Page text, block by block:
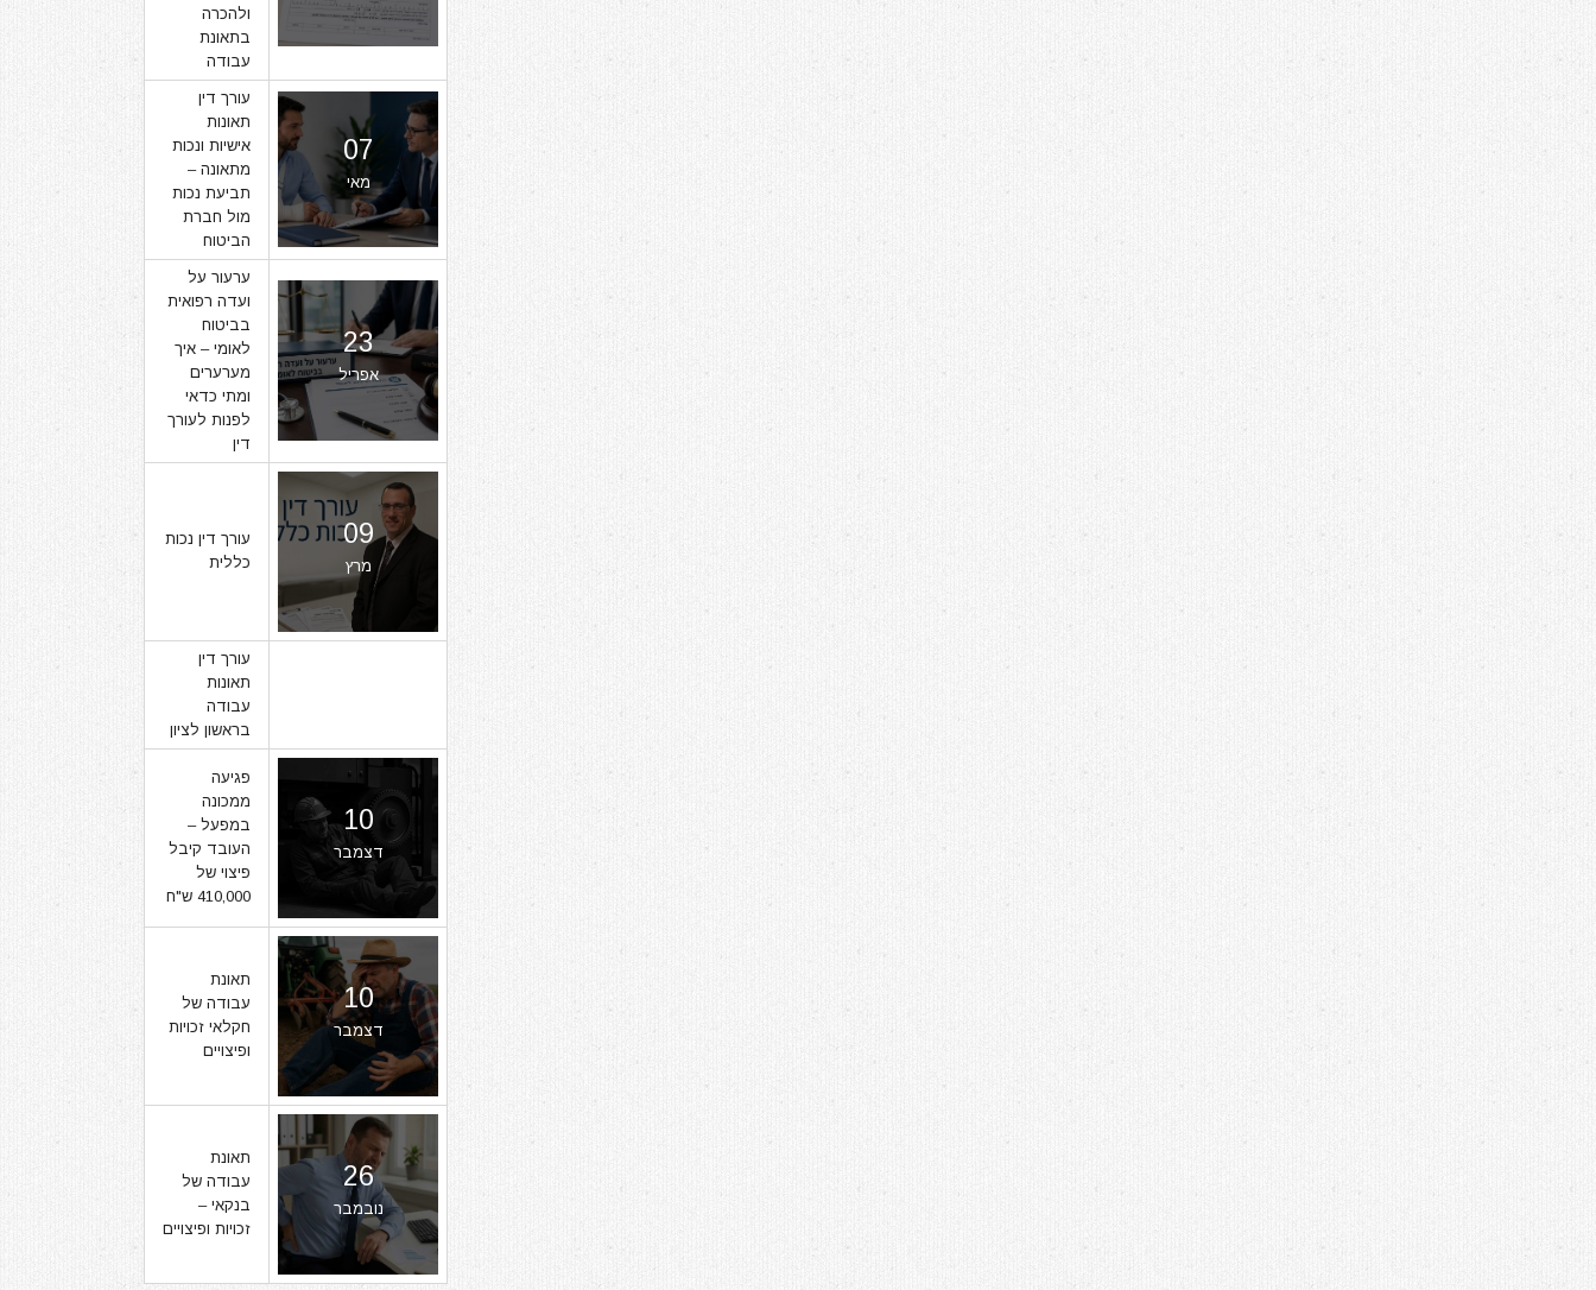
ולהכרה
בתאונת
עבודה
07
מאי
עורך דין
תאונות
אישיות ונכות
מתאונה –
תביעת נכות
מול חברת
הביטוח
23
אפריל
ערעור על
ועדה רפואית
בביטוח
לאומי – איך
מערערים
ומתי כדאי
לפנות לעורך
דין
09
מרץ
עורך דין נכות
כללית
עורך דין
תאונות
עבודה
בראשון לציון
10
דצמבר
פגיעה
ממכונה
במפעל –
העובד קיבל
פיצוי של
410,000 ש"ח
10
דצמבר
תאונת
עבודה של
חקלאי זכויות
ופיצויים
26
נובמבר
תאונת
עבודה של
בנקאי –
זכויות ופיצויים